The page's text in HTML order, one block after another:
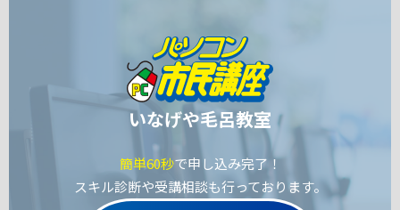
いなげや毛呂教室
簡単60秒で申し込み完了！
スキル診断や受講相談も行っております。